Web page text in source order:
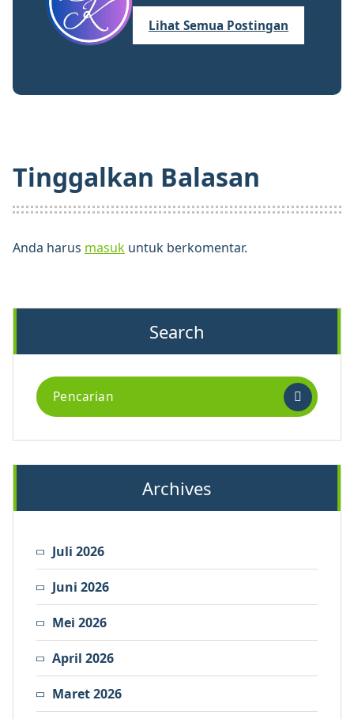
Lihat Semua Postingan
Tinggalkan Balasan
Anda harus masuk untuk berkomentar.
Search
Archives
Juli 2026
Juni 2026
Mei 2026
April 2026
Maret 2026